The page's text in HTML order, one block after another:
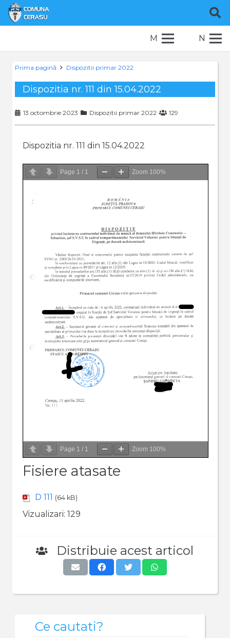
M N
Prima pagină Dispozitii primar 2022
Dispozitia nr. 111 din 15.04.2022
13 octombrie 2023 Dispozitii primar 2022 129
Dispozitia nr. 111 din 15.04.2022
Page 1 / 1 Zoom 100%
Page 1 / 1 Zoom 100%
Fisiere atasate
D 111 (64 kB)
Vizualizari: 129
Distribuie acest articol
Ce cautati?